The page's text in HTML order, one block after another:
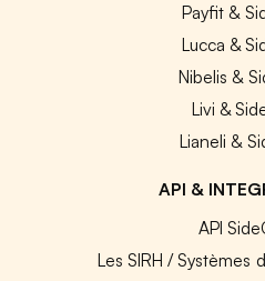
Payfit &
Lucca &
Nibelis &
Livi &
Lianeli &
API &
API
Les SIRH / Systèmes